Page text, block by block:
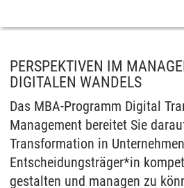
PERSPEKTIVEN IM
DIGITALEN WANDELS
Das MBA-Programm Digital
Management bereitet Sie
Transformation in
Entscheidungsträger*in
gestalten und managen zu